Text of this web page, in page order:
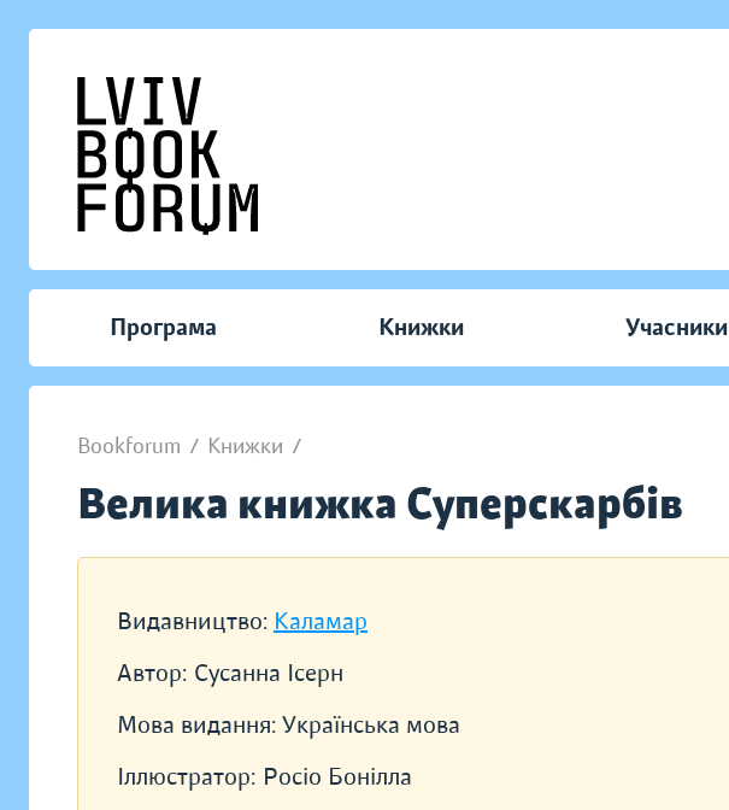
Програма Книжки Учасники
Bookforum / Книжки /
Велика книжка Суперскарбів
Видавництво: Каламар
Автор: Сусанна Ісерн
Мова видання: Українська мова
Іллюстратор: Росіо Бонілла